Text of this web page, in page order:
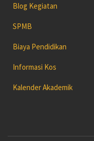
Blog Kegiatan
SPMB
Biaya Pendidikan
Informasi Kos
Kalender Akademik